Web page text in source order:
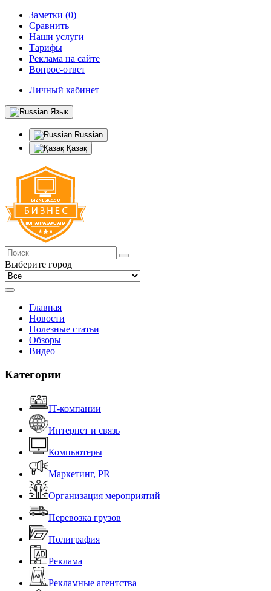
Заметки (0)
Сравнить
Наши услуги
Тарифы
Реклама на сайте
Вопрос-ответ
Личный кабинет
Язык
Russian
Қазақ
Выберите город
Главная
Новости
Полезные статьи
Обзоры
Видео
Категории
IT-компании
Интернет и связь
Компьютеры
Маркетинг, PR
Организация мероприятий
Перевозка грузов
Полиграфия
Реклама
Рекламные агентства